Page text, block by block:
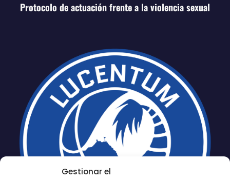
Gestionar el
Protocolo de actuación frente a la violencia sexual